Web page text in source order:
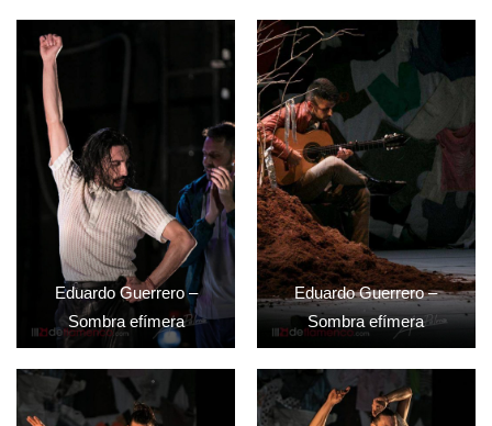
Eduardo Guerrero –
Sombra efímera
Eduardo Guerrero –
Sombra efímera